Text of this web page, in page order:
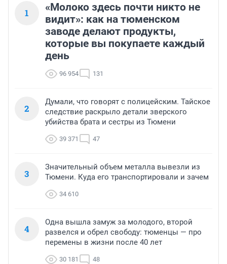
1
«Молоко здесь почти никто не
видит»: как на тюменском
заводе делают продукты,
которые вы покупаете каждый
день
96 954 131
2
Думали, что говорят с полицейским. Тайское
следствие раскрыло детали зверского
убийства брата и сестры из Тюмени
39 371 47
3
Значительный объем металла вывезли из
Тюмени. Куда его транспортировали и зачем
34 610
4
Одна вышла замуж за молодого, второй
развелся и обрел свободу: тюменцы — про
перемены в жизни после 40 лет
30 181 48